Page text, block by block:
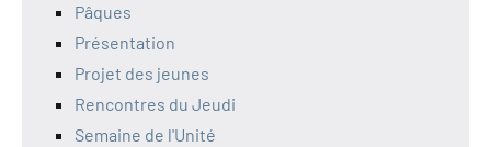
Pâques
Présentation
Projet des jeunes
Rencontres du Jeudi
Semaine de l'Unité